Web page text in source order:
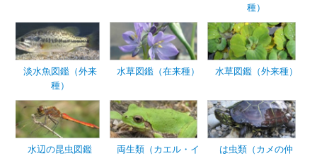
種）
淡水魚図鑑（外来
種）
水草図鑑（在来種） 水草図鑑（外来種）
水辺の昆虫図鑑
両生類（カエル・イ
は虫類（カメの仲